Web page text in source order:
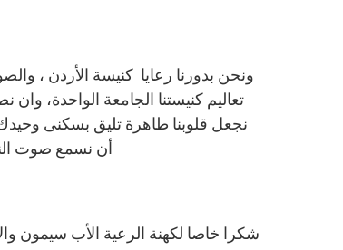
ونحن بدورنا رعايا كنيسة الأردن ،
تعاليم كنيستنا الجامعة الواحدة،
نجعل قلوبنا طاهرة تليق بسكنى
شكرا خاصا لكهنة الرعية الأب سيمون